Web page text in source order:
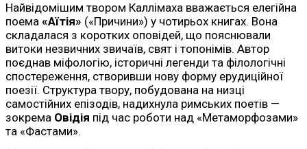
Найвідомішим твором Каллімаха вважається елегійна
поема «Аїтія» («Причини») у чотирьох книгах. Вона
складалася з коротких оповідей, що пояснювали
витоки незвичних звичаїв, свят і топонімів. Автор
поєднав міфологію, історичні легенди та філологічні
спостереження, створивши нову форму ерудиційної
поезії. Структура твору, побудована на низці
самостійних епізодів, надихнула римських поетів —
зокрема Овідія під час роботи над «Метаморфозами»
та «Фастами».